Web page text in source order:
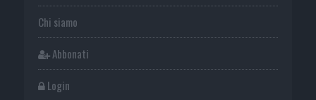
Chi siamo
Abbonati
Login